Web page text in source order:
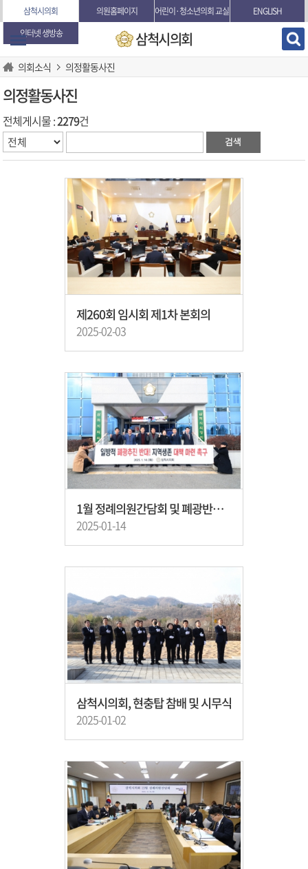
본문바로가기
삼척시의회 의원홈페이지 어린이·청소년의회 교실
ENGLISH
인터넷 생방송
삼척시의회
의회소식 의정활동사진
의정활동사진
전체게시물 :2279건
제260회 임시회 제1차 본회의
2025-02-03
1월 정례의원간담회 및 폐광반대 성명서 발표
2025-01-14
삼척시의회, 현충탑 참배 및 시무식
2025-01-02